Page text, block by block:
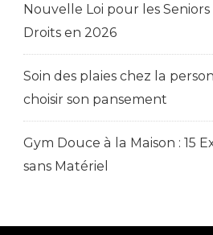
Nouvelle Loi pour les
Droits en 2026
Soin des plaies chez la
choisir son pansement
Gym Douce à la Maison : 15
sans Matériel